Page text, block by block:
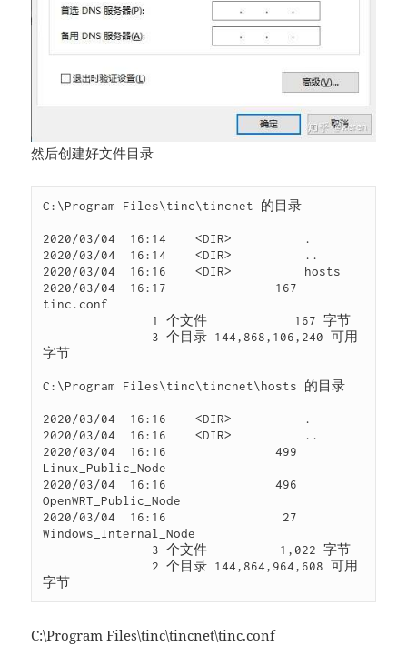
然后创建好文件目录
C:\Program Files\tinc\tincnet 的目录
2020/03/04  16:14    <DIR>          .
2020/03/04  16:14    <DIR>          ..
2020/03/04  16:16    <DIR>          hosts
2020/03/04  16:17               167
tinc.conf
字节
C:\Program Files\tinc\tincnet\hosts 的目录
2020/03/04  16:16    <DIR>          .
2020/03/04  16:16    <DIR>          ..
2020/03/04  16:16               499
Linux_Public_Node
2020/03/04  16:16               496
OpenWRT_Public_Node
2020/03/04  16:16                27
Windows_Internal_Node
字节
C:\Program Files\tinc\tincnet\tinc.conf